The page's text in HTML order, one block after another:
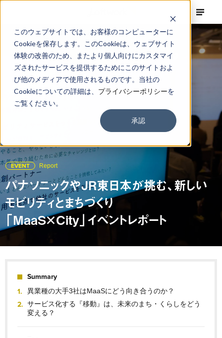
このウェブサイトでは、お客様のコンピューターに
Cookieを保存します。このCookieは、ウェブサイト
体験の改善のため、またより個人向けにカスタマイ
ズされたサービスを提供するためにこのサイトおよ
び他のメディアで使用されるものです。当社の
Cookieについての詳細は、 プライバシーポリシーを
ご覧ください。
承認
EVENT Report
パナソニックやJR東日本が挑む、新しい
モビリティとまちづくり
「MaaS×City」イベントレポート
Summary
異業種の大手3社はMaaSにどう向き合うのか？
サービス化する『移動』は、未来のまち・くらしをどう
変える？